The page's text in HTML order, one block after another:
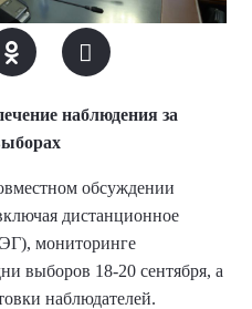
наблюдения за
обсуждении
дистанционное
мониторинге
выборов 18-20 сентября, а
наблюдателей.